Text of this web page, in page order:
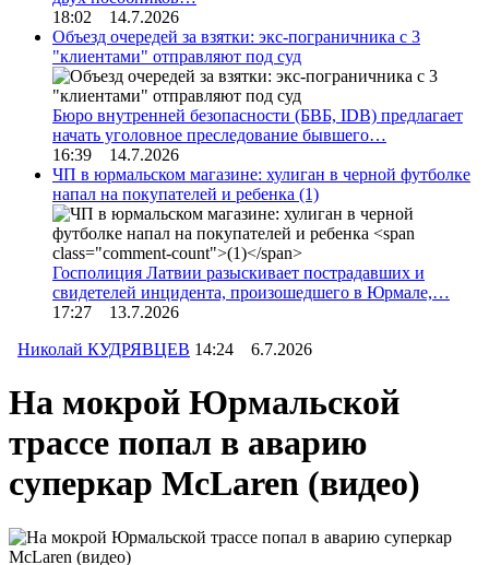
18:02 14.7.2026
Объезд очередей за взятки: экс-пограничника с 3
"клиентами" отправляют под суд
Бюро внутренней безопасности (БВБ, IDB) предлагает
начать уголовное преследование бывшего…
16:39 14.7.2026
ЧП в юрмальском магазине: хулиган в черной футболке
напал на покупателей и ребенка (1)
Госполиция Латвии разыскивает пострадавших и
свидетелей инцидента, произошедшего в Юрмале,…
17:27 13.7.2026
Николай КУДРЯВЦЕВ 14:24 6.7.2026
На мокрой Юрмальской
трассе попал в аварию
суперкар McLaren (видео)